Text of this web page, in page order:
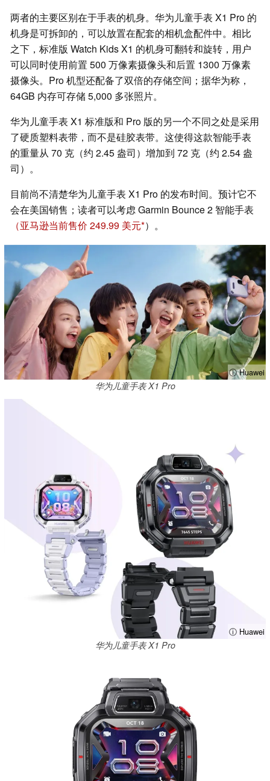
两者的主要区别在于手表的机身。华为儿童手表 X1 Pro 的
机身是可拆卸的，可以放置在配套的相机盒配件中。相比
之下，标准版 Watch Kids X1 的机身可翻转和旋转，用户
可以同时使用前置 500 万像素摄像头和后置 1300 万像素
摄像头。Pro 机型还配备了双倍的存储空间；据华为称，
64GB 内存可存储 5,000 多张照片。
华为儿童手表 X1 标准版和 Pro 版的另一个不同之处是采用
了硬质塑料表带，而不是硅胶表带。这使得这款智能手表
的重量从 70 克（约 2.45 盎司）增加到 72 克（约 2.54 盎
司）。
目前尚不清楚华为儿童手表 X1 Pro 的发布时间。预计它不
会在美国销售；读者可以考虑 Garmin Bounce 2 智能手表
（亚马逊当前售价 249.99 美元 ）。
ⓘ Huawei
华为儿童手表 X1 Pro
ⓘ Huawei
华为儿童手表 X1 Pro